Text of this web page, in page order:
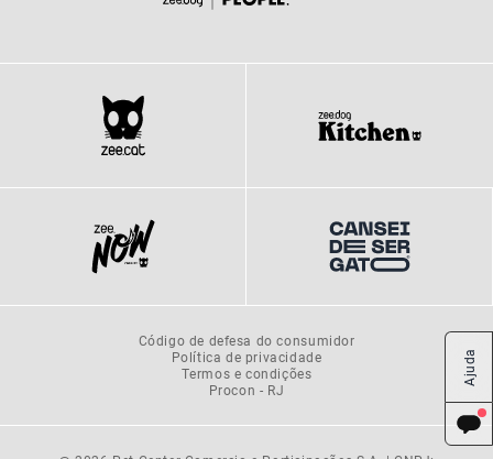
Código de defesa do consumidor
Política de privacidade
Termos e condições
Procon - RJ
Ajuda